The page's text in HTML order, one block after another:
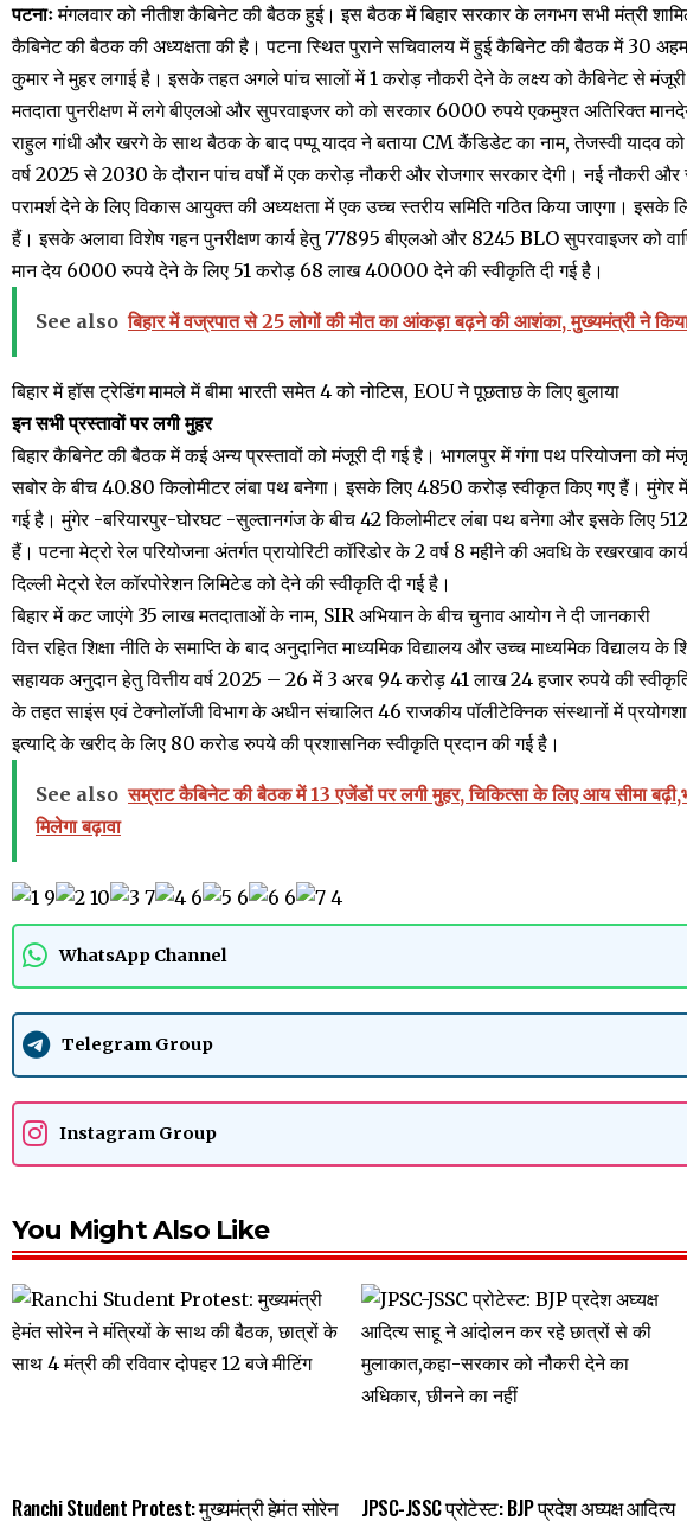
पटनाःमंगलवार को नीतीश कैबिनेट की बैठक हुई। इस बैठक में बिहार सरकार के लगभग सभी मंत्री
कैबिनेट की बैठक की अध्यक्षता की है। पटना स्थित पुराने सचिवालय में हुई कैबिनेट की बैठक में 30 अहम
कुमार ने मुहर लगाई है। इसके तहत अगले पांच सालों में 1 करोड़ नौकरी देने के लक्ष्य को कैबिनेट से मंजूरी
मतदाता पुनरीक्षण में लगे बीएलओ और सुपरवाइजर को को सरकार 6000 रुपये एकमुश्त अतिरिक्त
राहुल गांधी और खरगे के साथ बैठक के बाद पप्पू यादव ने बताया CM कैंडिडेट का नाम, तेजस्वी यादव
वर्ष 2025 से 2030 के दौरान पांच वर्षों में एक करोड़ नौकरी और रोजगार सरकार देगी। नई नौकरी
परामर्श देने के लिए विकास आयुक्त की अध्यक्षता में एक उच्च स्तरीय समिति गठित किया जाएगा।
हैं। इसके अलावा विशेष गहन पुनरीक्षण कार्य हेतु 77895 बीएलओ और 8245 BLO सुपरवाइजर को
मान देय 6000 रुपये देने के लिए 51 करोड़ 68 लाख 40000 देने की स्वीकृति दी गई है।
See also बिहार में वज्रपात से 25 लोगों की मौत का आंकड़ा बढ़ने की आशंका, मुख्यमंत्री ने
बिहार में हॉस ट्रेडिंग मामले में बीमा भारती समेत 4 को नोटिस, EOU ने पूछताछ के लिए बुलाया
इन सभी प्रस्तावों पर लगी मुहर
बिहार कैबिनेट की बैठक में कई अन्य प्रस्तावों को मंजूरी दी गई है। भागलपुर में गंगा पथ परियोजना को
सबोर के बीच 40.80 किलोमीटर लंबा पथ बनेगा। इसके लिए 4850 करोड़ स्वीकृत किए गए हैं। मुंगेर में
गई है। मुंगेर -बरियारपुर-घोरघट -सुल्तानगंज के बीच 42 किलोमीटर लंबा पथ बनेगा और इसके लिए
हैं। पटना मेट्रो रेल परियोजना अंतर्गत प्रायोरिटी कॉरिडोर के 2 वर्ष 8 महीने की अवधि के रखरखाव
दिल्ली मेट्रो रेल कॉरपोरेशन लिमिटेड को देने की स्वीकृति दी गई है।
बिहार में कट जाएंगे 35 लाख मतदाताओं के नाम, SIR अभियान के बीच चुनाव आयोग ने दी जानकारी
वित्त रहित शिक्षा नीति के समाप्ति के बाद अनुदानित माध्यमिक विद्यालय और उच्च माध्यमिक विद्यालय के
सहायक अनुदान हेतु वित्तीय वर्ष 2025 – 26 में 3 अरब 94 करोड़ 41 लाख 24 हजार रुपये की
के तहत साइंस एवं टेक्नोलॉजी विभाग के अधीन संचालित 46 राजकीय पॉलीटेक्निक संस्थानों में
इत्यादि के खरीद के लिए 80 करोड रुपये की प्रशासनिक स्वीकृति प्रदान की गई है।
See also सम्राट कैबिनेट की बैठक में 13 एजेंडों पर लगी मुहर, चिकित्सा के लिए आय सीमा
मिलेगा बढ़ावा
WhatsApp Channel
Telegram Group
Instagram Group
You Might Also Like
Ranchi Student Protest: मुख्यमंत्री हेमंत सोरेन
JPSC-JSSC प्रोटेस्ट: BJP प्रदेश अघ्यक्ष आदित्य